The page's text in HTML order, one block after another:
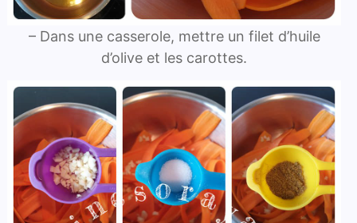
– Dans une casserole, mettre un filet d’huile
d’olive et les carottes.